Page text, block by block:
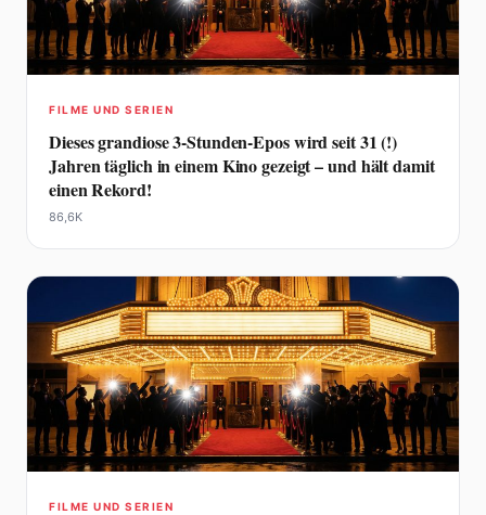
FILME UND SERIEN
Dieses grandiose 3-Stunden-Epos wird seit 31 (!)
Jahren täglich in einem Kino gezeigt – und hält damit
einen Rekord!
86,6K
FILME UND SERIEN